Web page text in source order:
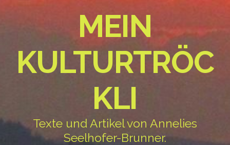
MEIN
KULTURTRÖC
KLI
Texte und Artikel von Annelies
Seelhofer-Brunner.